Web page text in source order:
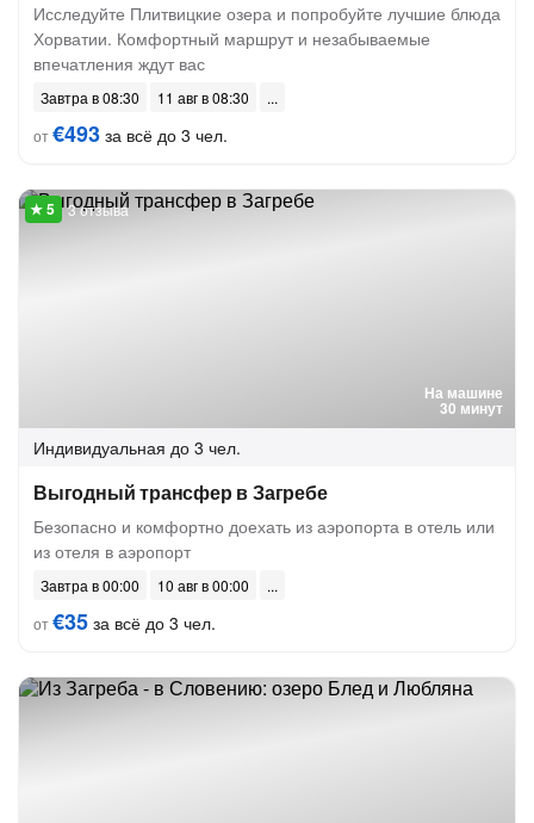
Исследуйте Плитвицкие озера и попробуйте лучшие блюда
Хорватии. Комфортный маршрут и незабываемые
впечатления ждут вас
Завтра в 08:30
11 авг в 08:30
от€493 за всё до 3 чел.
На машине
30 минут
3 отзыва
Индивидуальная до 3 чел.
Выгодный трансфер в Загребе
Безопасно и комфортно доехать из аэропорта в отель или
из отеля в аэропорт
Завтра в 00:00
10 авг в 00:00
от€35 за всё до 3 чел.